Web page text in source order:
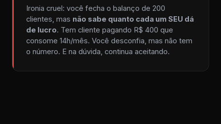
Ironia cruel: você fecha o balanço de 200
clientes, mas não sabe quanto cada um SEU dá
de lucro. Tem cliente pagando R$ 400 que
consome 14h/mês. Você desconfia, mas não tem
o número. E na dúvida, continua aceitando.